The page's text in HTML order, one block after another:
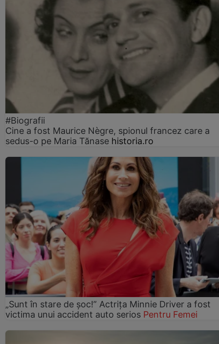
#Biografii
Cine a fost Maurice Nègre, spionul francez care a
sedus-o pe Maria Tănase historia.ro
„Sunt în stare de șoc!” Actrița Minnie Driver a fost
victima unui accident auto serios Pentru Femei